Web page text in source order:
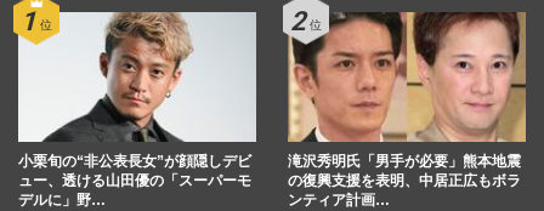
小栗旬の“非公表長女”が顔隠しデビ
ュー、透ける山田優の「スーパーモ
デルに」野…
滝沢秀明氏「男手が必要」熊本地震
の復興支援を表明、中居正広もボラ
ンティア計画…